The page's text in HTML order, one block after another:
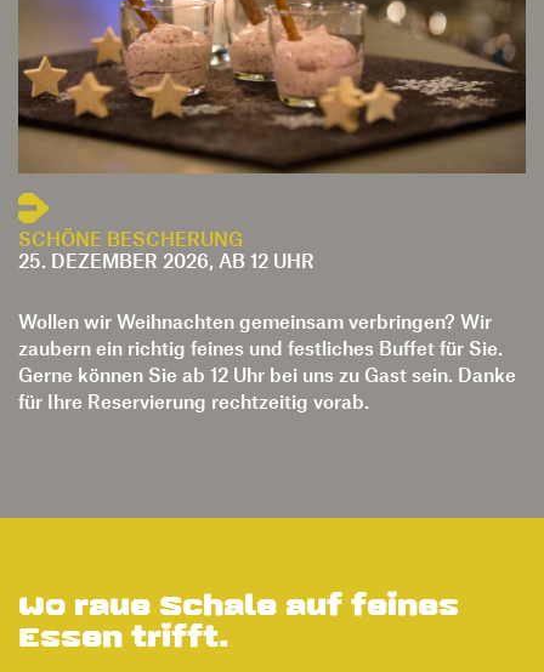
SCHÖNE BESCHERUNG
25. DEZEMBER 2026, AB 12 UHR
Gerne können Sie ab 12 Uhr bei uns zu Gast sein. Danke
für Ihre Reservierung rechtzeitig vorab.
Essen trifft.